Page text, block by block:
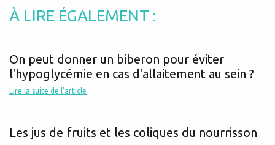
À LIRE ÉGALEMENT :
On peut donner un biberon pour éviter
l'hypoglycémie en cas d'allaitement au sein ?
Lire la suite de l'article
Les jus de fruits et les coliques du nourrisson